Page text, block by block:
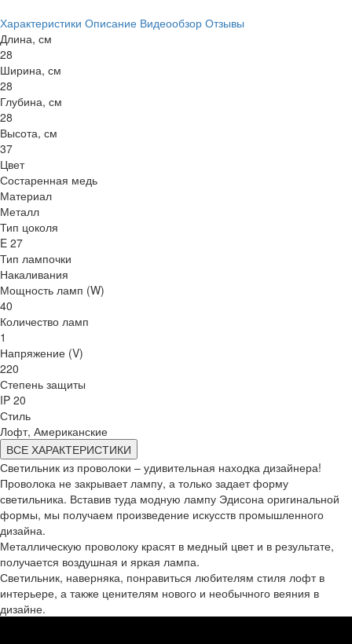
Характеристики Описание Видеообзор Отзывы
Длина, см
28
Ширина, см
28
Глубина, см
28
Высота, см
37
Цвет
Состаренная медь
Материал
Металл
Тип цоколя
E 27
Тип лампочки
Накаливания
Мощность ламп (W)
40
Количество ламп
1
Напряжение (V)
220
Степень защиты
IP 20
Стиль
Лофт, Американские
ВСЕ ХАРАКТЕРИСТИКИ
Светильник из проволоки – удивительная находка дизайнера!
Проволока не закрывает лампу, а только задает форму
светильника. Вставив туда модную лампу Эдисона оригинальной
формы, мы получаем произведение искусств промышленного
дизайна.
Металлическую проволоку красят в медный цвет и в результате,
получается воздушная и яркая лампа.
Светильник, наверняка, понравиться любителям стиля лофт в
интерьере, а также ценителям нового и необычного веяния в
дизайне.